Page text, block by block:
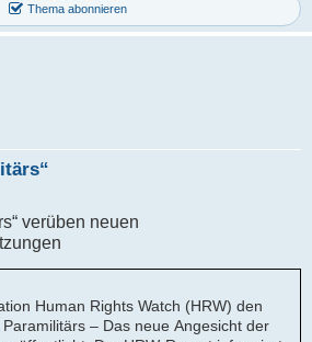
Thema abonnieren
verüben neuen
Human Rights Watch (HRW) den
– Das neue Angesicht der